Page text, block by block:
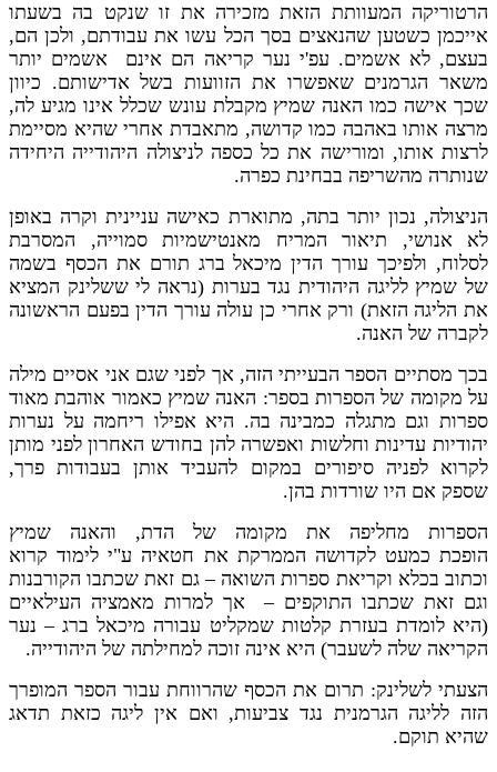
הרטוריקה המעוותת הזאת מזכירה את זו שנקט בה בשעתו
אייכמן כשטען שהנאצים בסך הכל עשו את עבודתם, ולכן הם,
בעצם, לא אשמים. עפ'י נער קריאה הם אינם אשמים יותר
משאר הגרמנים שאפשרו את הזוועות בשל אדישותם. כיוון
שכך אישה כמו האנה שמיץ מקבלת עונש שכלל אינו מגיע לה,
מרצה אותו באהבה כמו קדושה, מתאבדת אחרי שהיא מסיימת
לרצות אותו, ומורישה את כל כספה לניצולה היהודייה היחידה
שנותרה מהשריפה בבחינת כפרה.
הניצולה, נכון יותר בתה, מתוארת כאישה עניינית וקרה באופן
לא אנושי, תיאור המריח מאנטישמיות סמוייה, המסרבת
לסלוח, ולפיכך עורך הדין מיכאל ברג תורם את הכסף בשמה
של שמיץ לליגה היהודית נגד בערות (נראה לי ששלינק המציא
את הליגה הזאת) ורק אחרי כן עולה עורך הדין בפעם הראשונה
לקברה של האנה.
בכך מסתיים הספר הבעייתי הזה, אך לפני שגם אני אסיים מילה
על מקומה של הספרות בספר: האנה שמיץ כאמור אוהבת מאוד
ספרות וגם מתגלה כמבינה בה. היא אפילו ריחמה על נערות
יהודיות עדינות וחלשות ואפשרה להן בחודש האחרון לפני מותן
לקרוא לפניה סיפורים במקום להעביד אותן בעבודות פרך,
שספק אם היו שורדות בהן.
הספרות מחליפה את מקומה של הדת, והאנה שמיץ
הופכת כמעט לקדושה הממרקת את חטאיה ע"י לימוד קרוא
וכתוב בכלא וקריאת ספרות השואה – גם זאת שכתבו הקורבנות
וגם זאת שכתבו התוקפים – אך למרות מאמציה העילאיים
(היא לומדת בעזרת קלטות שמקליט עבורה מיכאל ברג – נער
הקריאה שלה לשעבר) היא אינה זוכה למחילתה של היהודייה.
הצעתי לשלינק: תרום את הכסף שהרווחת עבור הספר המופרך
הזה לליגה הגרמנית נגד צביעות, ואם אין ליגה כזאת תדאג
שהיא תוקם.